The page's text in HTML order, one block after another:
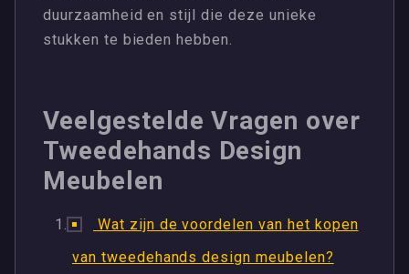
duurzaamheid en stijl die deze unieke
stukken te bieden hebben.
Veelgestelde Vragen over
Tweedehands Design
Meubelen
Wat zijn de voordelen van het kopen
van tweedehands design meubelen?